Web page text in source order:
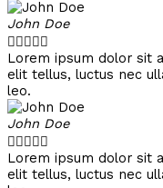
John Doe

Lorem ipsum dolor sit
elit tellus, luctus nec
leo.
John Doe

Lorem ipsum dolor sit
elit tellus, luctus nec